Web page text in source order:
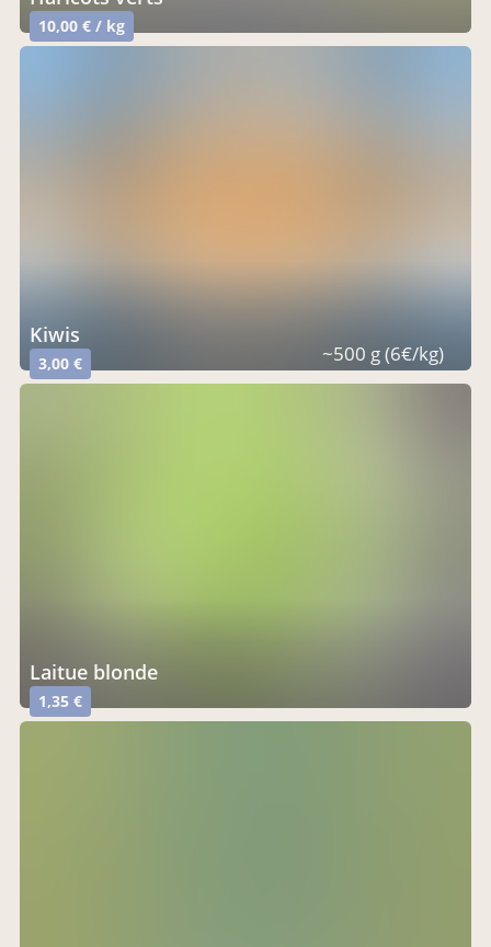
10,00 € / kg
Kiwis
3,00 € ~500 g (6€/kg)
Laitue blonde
1,35 €